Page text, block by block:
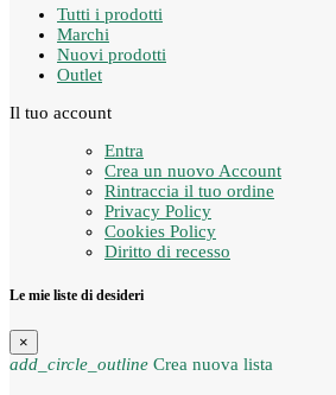
Tutti i prodotti
Marchi
Nuovi prodotti
Outlet
Il tuo account
Entra
Crea un nuovo Account
Rintraccia il tuo ordine
Privacy Policy
Cookies Policy
Diritto di recesso
Le mie liste di desideri
×
add_circle_outline Crea nuova lista